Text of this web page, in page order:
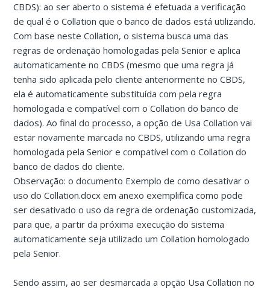
CBDS): ao ser aberto o sistema é efetuada a verificação
de qual é o Collation que o banco de dados está utilizando.
Com base neste Collation, o sistema busca uma das
regras de ordenação homologadas pela Senior e aplica
automaticamente no CBDS (mesmo que uma regra já
tenha sido aplicada pelo cliente anteriormente no CBDS,
ela é automaticamente substituída com pela regra
homologada e compatível com o Collation do banco de
dados). Ao final do processo, a opção de Usa Collation vai
estar novamente marcada no CBDS, utilizando uma regra
homologada pela Senior e compatível com o Collation do
banco de dados do cliente.
Observação: o documento Exemplo de como desativar o
uso do Collation.docx em anexo exemplifica como pode
ser desativado o uso da regra de ordenação customizada,
para que, a partir da próxima execução do sistema
automaticamente seja utilizado um Collation homologado
pela Senior.
Sendo assim, ao ser desmarcada a opção Usa Collation no